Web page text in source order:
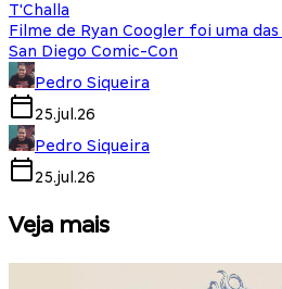
T'Challa
Filme de Ryan Coogler foi uma
San Diego Comic-Con
Pedro Siqueira
25.jul.26
Pedro Siqueira
25.jul.26
Veja mais